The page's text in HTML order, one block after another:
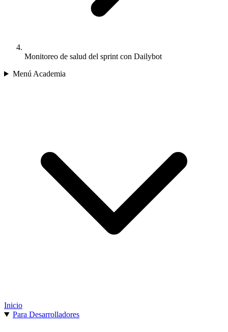
Monitoreo de salud del sprint con Dailybot
Menú Academia
Inicio
Para Desarrolladores